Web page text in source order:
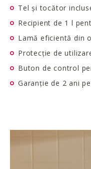
Tel și tocător
Recipient de 1 l
Lamă eficientă din
Protecție de
Buton de control
Garanție de 2 ani